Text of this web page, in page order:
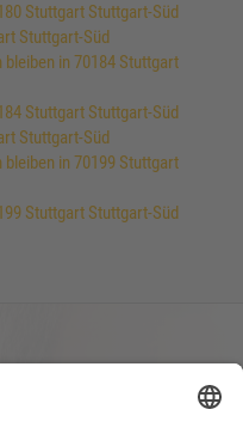
Stuttgart Stuttgart-Süd
Stuttgart-Süd
in 70184 Stuttgart
Stuttgart Stuttgart-Süd
Stuttgart-Süd
in 70199 Stuttgart
Stuttgart Stuttgart-Süd